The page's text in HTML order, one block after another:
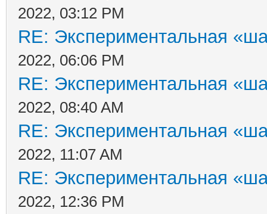
2022, 03:12 PM
RE: Экспериментальная
2022, 06:06 PM
RE: Экспериментальная
2022, 08:40 AM
RE: Экспериментальная
2022, 11:07 AM
RE: Экспериментальная
2022, 12:36 PM